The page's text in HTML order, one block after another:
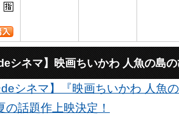
シネマ】映画ちいかわ 人魚の島
シネマ】『映画ちいかわ 人魚
の話題作上映決定！